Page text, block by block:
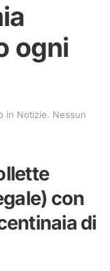
ogni
in Notizie. Nessun
con
di